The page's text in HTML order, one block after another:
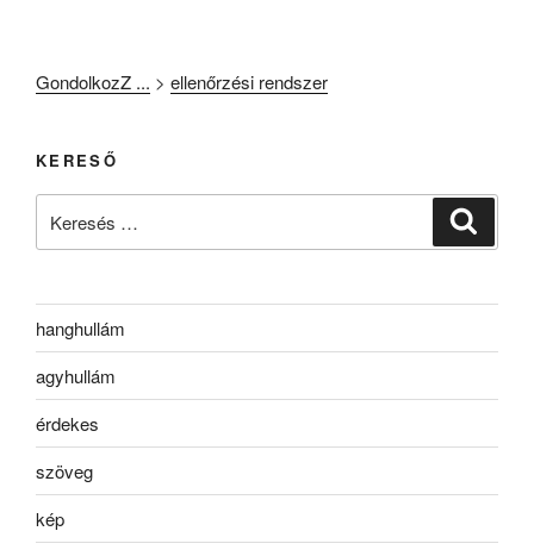
GondolkozZ ... > ellenőrzési rendszer
KERESŐ
hanghullám
agyhullám
érdekes
szöveg
kép